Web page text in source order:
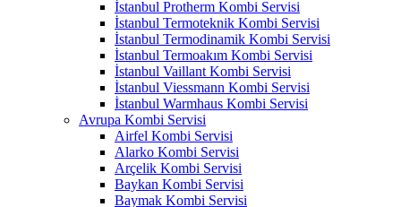
İstanbul Protherm Kombi Servisi
İstanbul Termoteknik Kombi Servisi
İstanbul Termodinamik Kombi Servisi
İstanbul Termoakım Kombi Servisi
İstanbul Vaillant Kombi Servisi
İstanbul Viessmann Kombi Servisi
İstanbul Warmhaus Kombi Servisi
Avrupa Kombi Servisi
Airfel Kombi Servisi
Alarko Kombi Servisi
Arçelik Kombi Servisi
Baykan Kombi Servisi
Baymak Kombi Servisi